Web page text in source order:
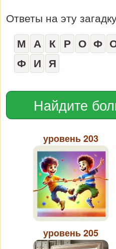
Ответы на эту
М А К Р О Ф
Ф
И Я
Найдите
уровень 203
уровень 205